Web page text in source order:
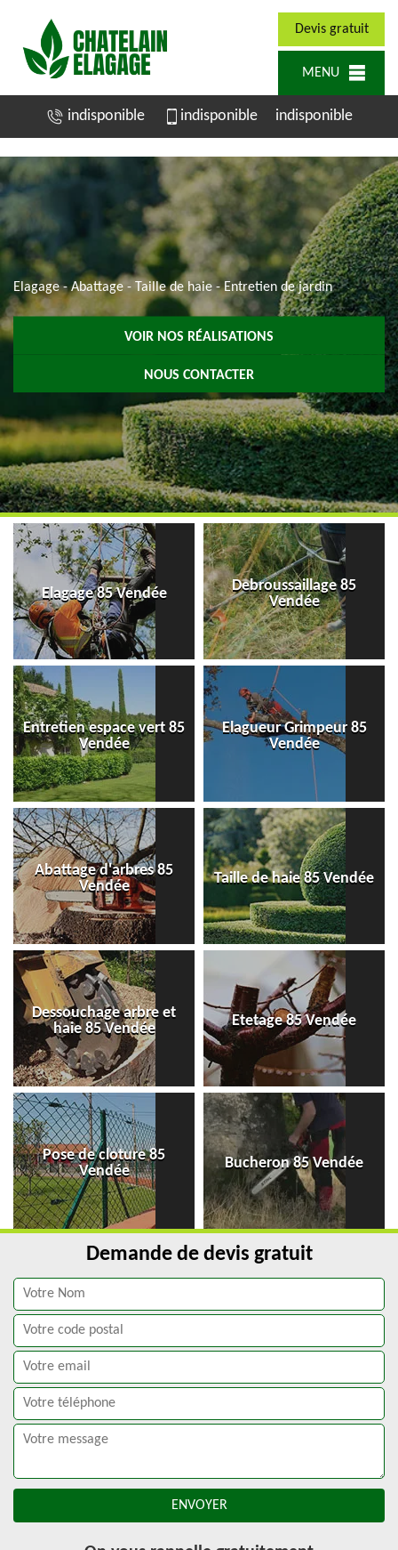
Devis gratuit
MENU
indisponible indisponible indisponible
Elagage - Abattage - Taille de haie - Entretien de jardin
VOIR NOS RÉALISATIONS
NOUS CONTACTER
Elagage 85 Vendée
Debroussaillage 85
Vendée
Entretien espace vert 85
Vendée
Elagueur Grimpeur 85
Vendée
Abattage d'arbres 85
Vendée
Taille de haie 85 Vendée
Dessouchage arbre et
haie 85 Vendée
Etetage 85 Vendée
Pose de cloture 85
Vendée
Bucheron 85 Vendée
Demande de devis gratuit